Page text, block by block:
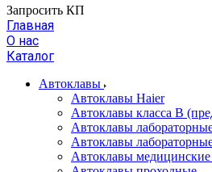
Запросить КП
Главная
О нас
Каталог
Автоклавы
Автоклавы Haier
Автоклавы класса B
Автоклавы
Автоклавы
Автоклавы медицинские